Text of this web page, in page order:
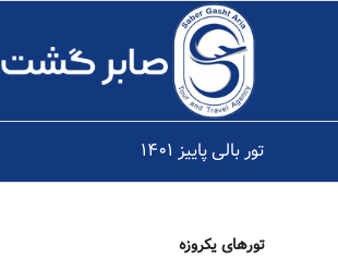
تور بالی پاییز ۱۴۰۱
تورهای یکروزه